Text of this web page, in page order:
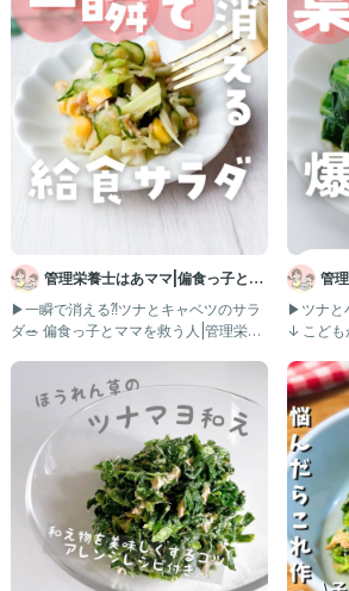
【作り方】
（下準備）
・卵は熱湯で 8分ゆでて、冷水につけ
皮をむいておく。
・◎調味料は、良く混ぜておく。
1.ほうれん草は良く洗い、3～4cmに
カットする。ボウルに入れ3分位水に浸す。
2. 水を切り、ふんわりとラップをして
電子レンジ600W 3分加熱。すぐに
冷水に浸して、良く水気を切る。
3. ボウルに、ほうれん草と油を切ったツナ、
ゆで卵を入れ、ゆで卵を粗くつぶし
混ぜておいた調味料を加えて和える。
※ お好みで塩こしょうを
ふってください。
💡ポイント💡
☆ 切って水にさらす、熱を加えて更に水に
さらす事で、しっかりとアクが抜けます。
管理栄養士はあママ|偏食っ子とマ
マを救う人|幼児食
▶︎一瞬で消える⁈ツナとキャベツのサラ
ダ🥗 偏食っ子とママを救う人|管理栄養
管
マ
▶︎ツナと
↓ こどもが喜ぶ保育園給食アレンジレ